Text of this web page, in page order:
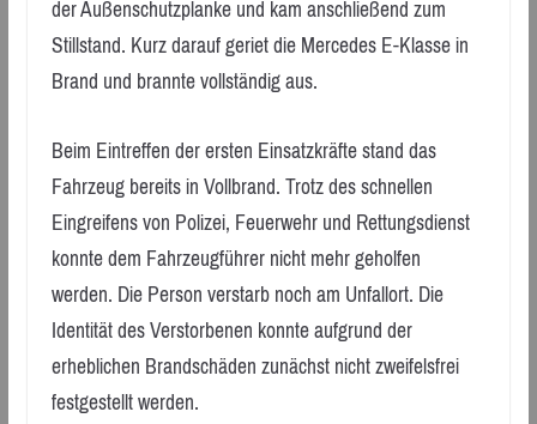
der Außenschutzplanke und kam anschließend zum
Stillstand. Kurz darauf geriet die Mercedes E-Klasse in
Brand und brannte vollständig aus.
Beim Eintreffen der ersten Einsatzkräfte stand das
Fahrzeug bereits in Vollbrand. Trotz des schnellen
Eingreifens von Polizei, Feuerwehr und Rettungsdienst
konnte dem Fahrzeugführer nicht mehr geholfen
werden. Die Person verstarb noch am Unfallort. Die
Identität des Verstorbenen konnte aufgrund der
erheblichen Brandschäden zunächst nicht zweifelsfrei
festgestellt werden.